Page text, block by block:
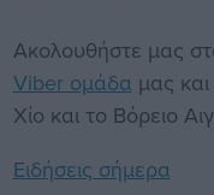
Ακολουθήστε μας
Viber ομάδα μας και
Χίο και το Βόρειο
Ειδήσεις σήμερα